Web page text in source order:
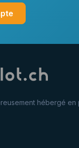
hébergé en